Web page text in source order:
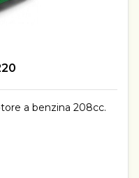
a benzina 208cc.